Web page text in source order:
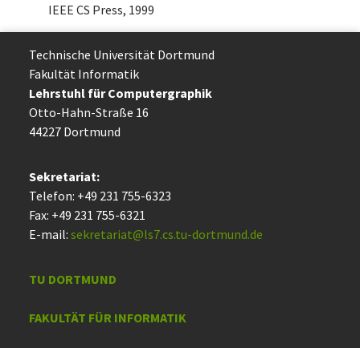
IEEE CS Press, 1999
Technische Uni­ver­si­tät Dort­mund
Fakultät Informatik
Lehrstuhl für Computergraphik
Otto-Hahn-Straße 16
44227 Dort­mund
Sekretariat:
Telefon: +49 231 755-6323
Fax: +49 231 755-6321
E-mail: sekretariat@ls7.cs.tu-dortmund.de
TU DORTMUND
FAKULTÄT FÜR INFORMATIK